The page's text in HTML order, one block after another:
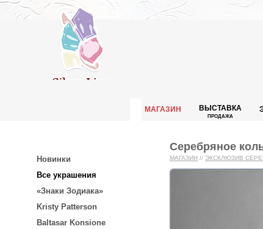
МАГАЗИН ВЫСТАВКА
ПРОДАЖА
Новинки
Все украшения
«Знаки Зодиака»
Kristy Patterson
Baltasar Konsione
Серебряное
МАГАЗИН // ЭКСКЛЮЗИВ